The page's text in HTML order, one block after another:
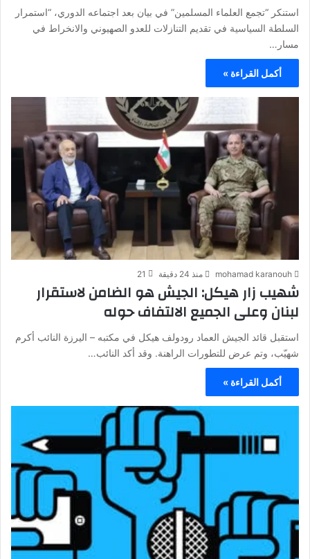
استنكر “تجمع العلماء المسلمين” في بيان بعد اجتماعه الدوري، “استمرار
السلطة السياسية في تقديم التنازلات للعدو الصهيوني والانخراط في
مسار…
أكمل القراءة »
mohamad karanouh منذ 24 دقيقة 21
شهيب زار هيكل: الجيش هو الضامن لاستقرار
لبنان وعلى الجميع الالتفاف حوله
استقبل قائد الجيش العماد رودولف هيكل في مكتبه – اليرزة النائب أكرم
شهيّب، وتم عرض للتطورات الراهنة. وقد أكد النائب…
أكمل القراءة »